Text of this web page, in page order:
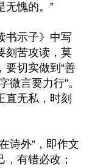
无愧的。”
书示子》中写
刻苦攻读，莫
要切实做到“善
微言要力行”。
直无私，时刻
诗外”，即作文
有错必改；